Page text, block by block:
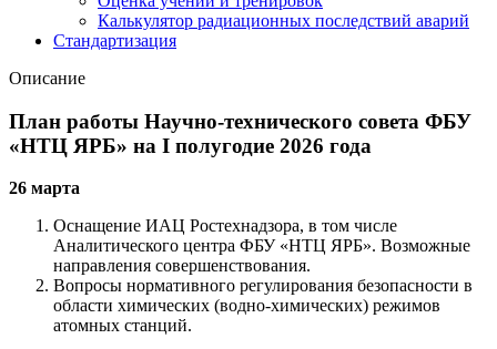
Калькулятор радиационных последствий аварий
Стандартизация
Описание
План работы Научно-технического совета ФБУ
«НТЦ ЯРБ» на I полугодие 2026 года
26 марта
Оснащение ИАЦ Ростехнадзора, в том числе
Аналитического центра ФБУ «НТЦ ЯРБ». Возможные
направления совершенствования.
Вопросы нормативного регулирования безопасности в
области химических (водно-химических) режимов
атомных станций.